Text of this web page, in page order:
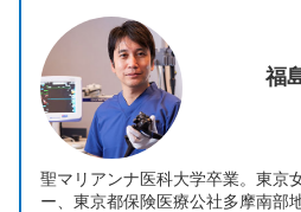
福
聖マリアンナ医科大学卒業。東京
ー、東京都保険医療公社多摩南部